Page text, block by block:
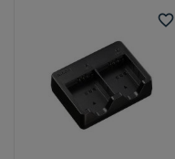
favorite_border